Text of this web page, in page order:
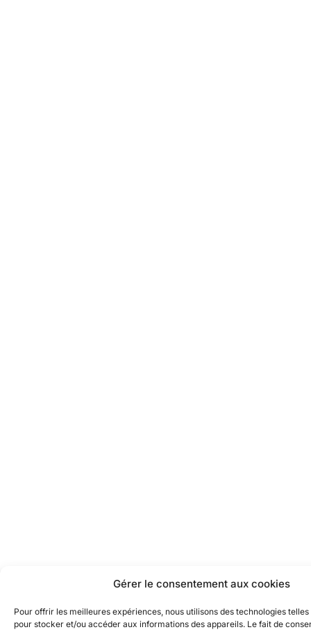
Gérer le consentement aux cookies
Pour offrir les meilleures expériences, nous utilisons des technologies
pour stocker et/ou accéder aux informations des appareils. Le fait de